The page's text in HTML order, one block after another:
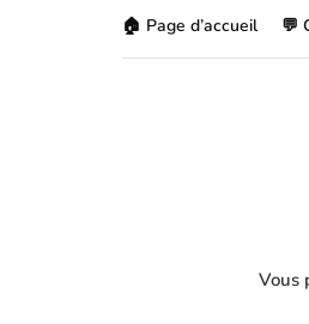
🏠 Page d’accueil 💬
Vous